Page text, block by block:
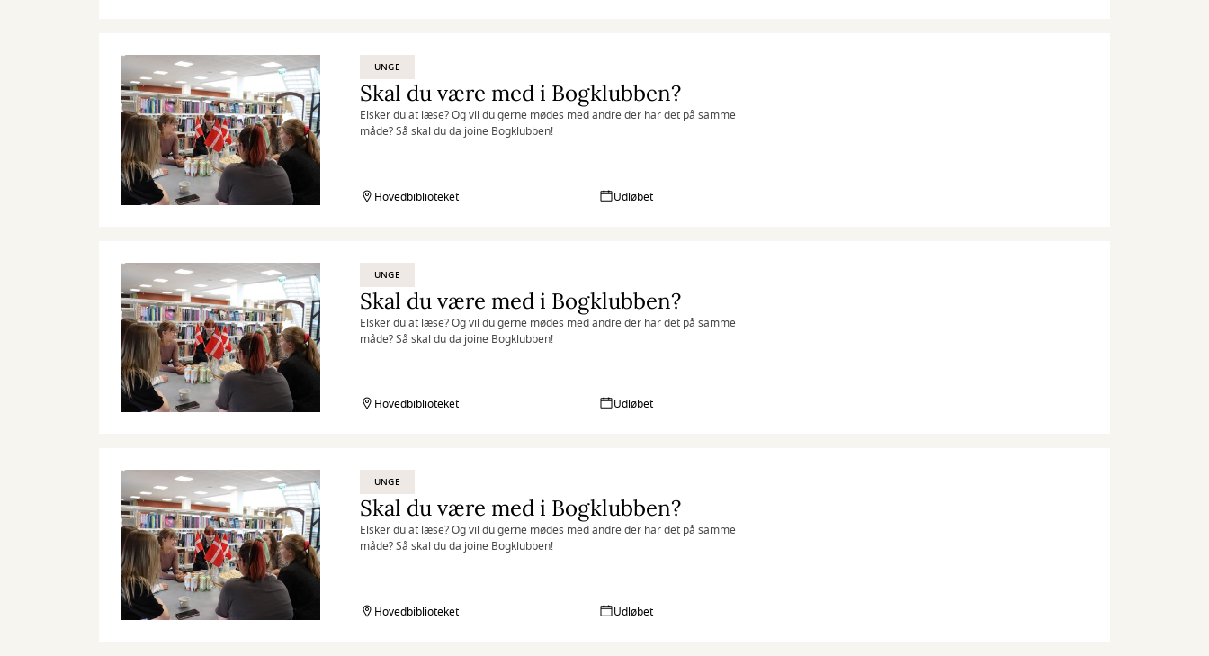
UNGE
Skal du være med i Bogklubben?
Elsker du at læse? Og vil du gerne mødes med andre der har det på samme
måde? Så skal du da joine Bogklubben!
Hovedbiblioteket Udløbet
UNGE
Skal du være med i Bogklubben?
Elsker du at læse? Og vil du gerne mødes med andre der har det på samme
måde? Så skal du da joine Bogklubben!
Hovedbiblioteket Udløbet
UNGE
Skal du være med i Bogklubben?
Elsker du at læse? Og vil du gerne mødes med andre der har det på samme
måde? Så skal du da joine Bogklubben!
Hovedbiblioteket Udløbet